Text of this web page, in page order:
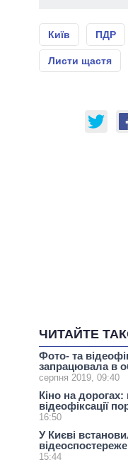
Київ ПДР
Листи щастя
ЧИТАЙТЕ
Фото- та
запрацювала в
серпня 2019, 09:40
Кіно на
відеофіксації
16:50
У Києві
15:44